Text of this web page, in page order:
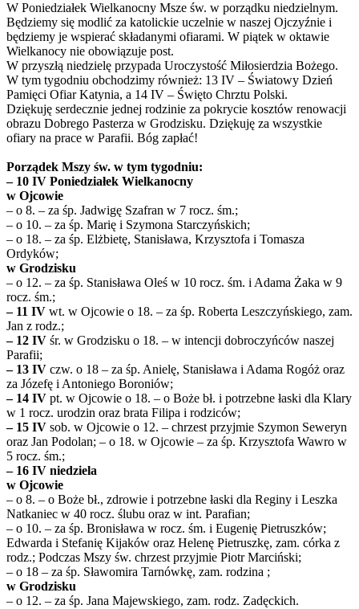
W Poniedziałek Wielkanocny Msze św. w porządku niedzielnym.
Będziemy się modlić za katolickie uczelnie w naszej Ojczyźnie i
będziemy je wspierać składanymi ofiarami. W piątek w oktawie
Wielkanocy nie obowiązuje post.
W przyszłą niedzielę przypada Uroczystość Miłosierdzia Bożego.
W tym tygodniu obchodzimy również: 13 IV – Światowy Dzień
Pamięci Ofiar Katynia, a 14 IV – Święto Chrztu Polski.
Dziękuję serdecznie jednej rodzinie za pokrycie kosztów renowacji
obrazu Dobrego Pasterza w Grodzisku. Dziękuję za wszystkie
ofiary na prace w Parafii. Bóg zapłać!
Porządek Mszy św. w tym tygodniu:
– 10 IV Poniedziałek Wielkanocny
w Ojcowie
– o 8. – za śp. Jadwigę Szafran w 7 rocz. śm.;
– o 10. – za śp. Marię i Szymona Starczyńskich;
– o 18. – za śp. Elżbietę, Stanisława, Krzysztofa i Tomasza
Ordyków;
w Grodzisku
– o 12. – za śp. Stanisława Oleś w 10 rocz. śm. i Adama Żaka w 9
rocz. śm.;
– 11 IV wt. w Ojcowie o 18. – za śp. Roberta Leszczyńskiego, zam.
Jan z rodz.;
– 12 IV śr. w Grodzisku o 18. – w intencji dobroczyńców naszej
Parafii;
– 13 IV czw. o 18 – za śp. Anielę, Stanisława i Adama Rogóż oraz
za Józefę i Antoniego Boroniów;
– 14 IV pt. w Ojcowie o 18. – o Boże bł. i potrzebne łaski dla Klary
w 1 rocz. urodzin oraz brata Filipa i rodziców;
– 15 IV sob. w Ojcowie o 12. – chrzest przyjmie Szymon Seweryn
oraz Jan Podolan; – o 18. w Ojcowie – za śp. Krzysztofa Wawro w
5 rocz. śm.;
– 16 IV niedziela
w Ojcowie
– o 8. – o Boże bł., zdrowie i potrzebne łaski dla Reginy i Leszka
Natkaniec w 40 rocz. ślubu oraz w int. Parafian;
– o 10. – za śp. Bronisława w rocz. śm. i Eugenię Pietruszków;
Edwarda i Stefanię Kijaków oraz Helenę Pietruszkę, zam. córka z
rodz.; Podczas Mszy św. chrzest przyjmie Piotr Marciński;
– o 18 – za śp. Sławomira Tarnówkę, zam. rodzina ;
w Grodzisku
– o 12. – za śp. Jana Majewskiego, zam. rodz. Zadęckich.